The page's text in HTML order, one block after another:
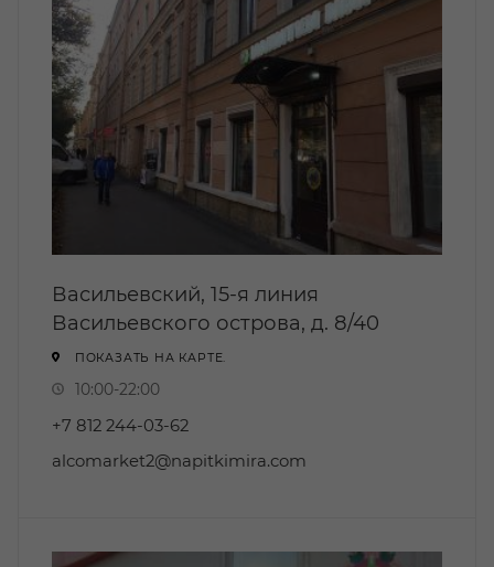
Васильевский, 15-я линия
Васильевского острова, д. 8/40
ПОКАЗАТЬ НА КАРТЕ.
10:00-22:00
+7 812 244-03-62
alcomarket2@napitkimira.com